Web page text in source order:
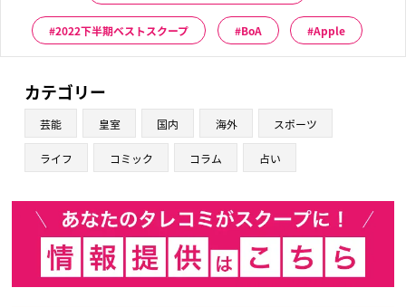
2022下半期ベストスクープ BoA Apple
カテゴリー
芸能 皇室 国内 海外 スポーツ
ライフ コミック コラム 占い